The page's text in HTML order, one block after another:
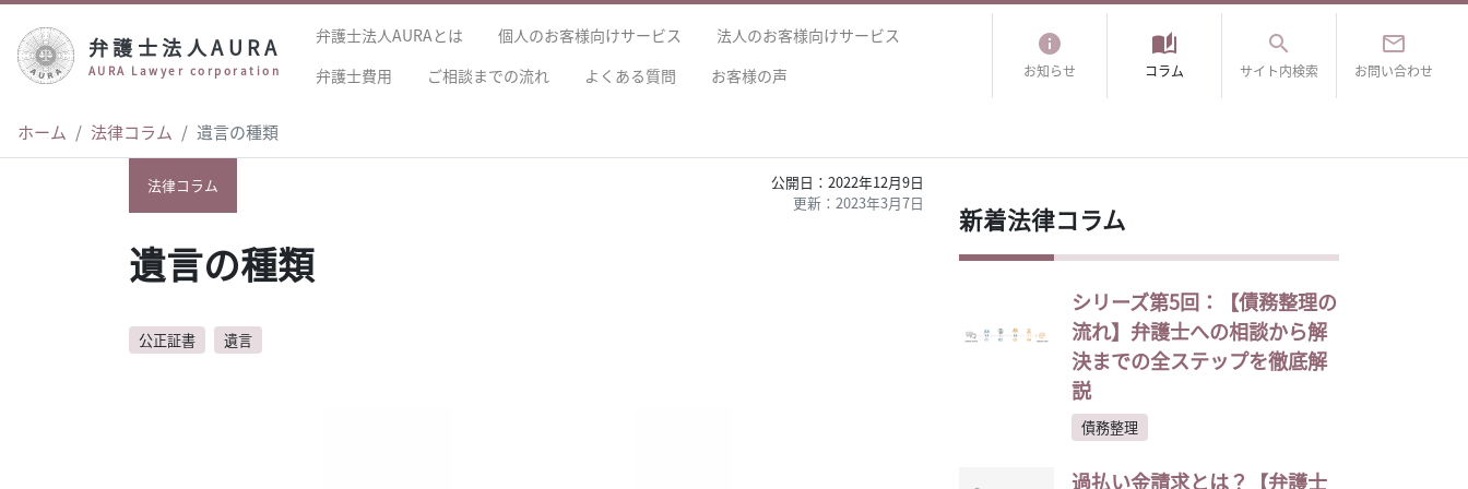
弁護士法人AURA
AURA Lawyer corporation
弁護士法人AURAとは 個人のお客様向けサービス
法人のお客様向けサービス
弁護士費用
ご相談までの流れ よくある質問 お客様の声
info
お知らせ
auto_stories
コラム
search
サイト内検索
mail_outline
お問い合わせ
ホーム 法律コラム 遺言の種類
遺言の種類
法律コラム
2022年12月9日
2023年3月7日
公正証書 遺言
新着法律コラム
シリーズ第5回：【債務整理の
流れ】弁護士への相談から解
決までの全ステップを徹底解
説
債務整理
過払い金請求とは？【弁護士